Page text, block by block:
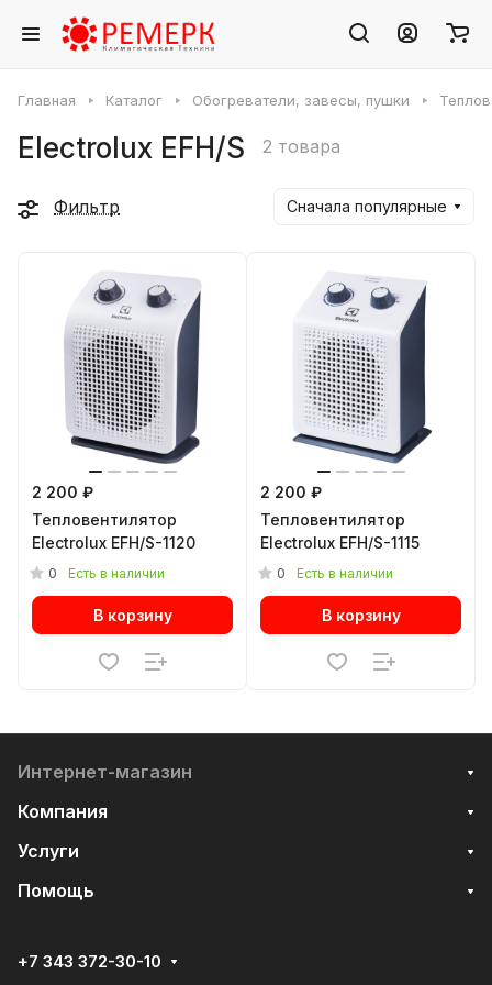
Главная Каталог Обогреватели, завесы, пушки
Electrolux EFH/S 2 товара
Фильтр Сначала популярные
2 200 ₽
Тепловентилятор
Electrolux EFH/S-1120
0 Есть в наличии
В корзину
2 200 ₽
Тепловентилятор
Electrolux EFH/S-1115
0 Есть в наличии
В корзину
Интернет-магазин
Компания
Услуги
Помощь
+7 343 372-30-10